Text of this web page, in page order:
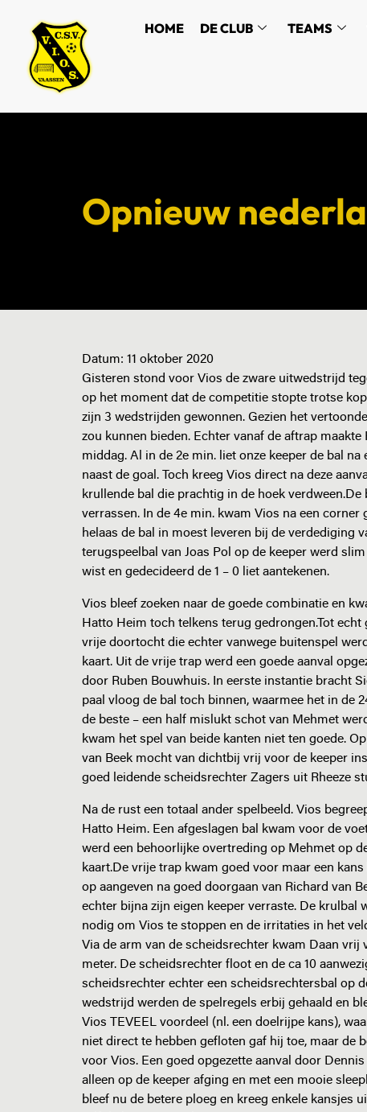
HOME DE CLUB TEAMS
Opnieuw
Datum: 11 oktober 2020
Gisteren stond voor Vios de zware uitwedstrijd
op het moment dat de competitie stopte trotse
zijn 3 wedstrijden gewonnen. Gezien het
zou kunnen bieden. Echter vanaf de aftrap
middag. Al in de 2e min. liet onze keeper de bal
naast de goal. Toch kreeg Vios direct na deze
krullende bal die prachtig in de hoek
verrassen. In de 4e min. kwam Vios na een
helaas de bal in moest leveren bij de verdediging
terugspeelbal van Joas Pol op de keeper werd
wist en gedecideerd de 1 – 0 liet
Vios bleef zoeken naar de goede combinatie en
Hatto Heim toch telkens terug gedrongen.Tot
vrije doortocht die echter vanwege buitenspel
kaart. Uit de vrije trap werd een goede aanval
door Ruben Bouwhuis. In eerste instantie bracht
paal vloog de bal toch binnen, waarmee het in de
de beste – een half mislukt schot van Mehmet
kwam het spel van beide kanten niet ten goede.
van Beek mocht van dichtbij vrij voor de keeper
goed leidende scheidsrechter Zagers uit Rheeze
Na de rust een totaal ander spelbeeld. Vios
Hatto Heim. Een afgeslagen bal kwam voor de
werd een behoorlijke overtreding op Mehmet op
kaart.De vrije trap kwam goed voor maar een
op aangeven na goed doorgaan van Richard van
echter bijna zijn eigen keeper verraste. De
nodig om Vios te stoppen en de irritaties in het
Via de arm van de scheidsrechter kwam Daan vrij
meter. De scheidsrechter floot en de ca 10
scheidsrechter echter een scheidsrechtersbal op
wedstrijd werden de spelregels erbij gehaald en
Vios TEVEEL voordeel (nl. een doelrijpe kans),
niet direct te hebben gefloten gaf hij toe, maar de
voor Vios. Een goed opgezette aanval door
alleen op de keeper afging en met een mooie
bleef nu de betere ploeg en kreeg enkele kansjes